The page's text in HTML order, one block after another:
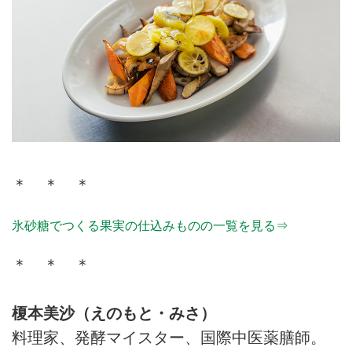
＊ ＊ ＊
氷砂糖でつくる果実の仕込みものの一覧を見る⇒
＊ ＊ ＊
榎本美沙（えのもと・みさ）
料理家、発酵マイスター、国際中医薬膳師。